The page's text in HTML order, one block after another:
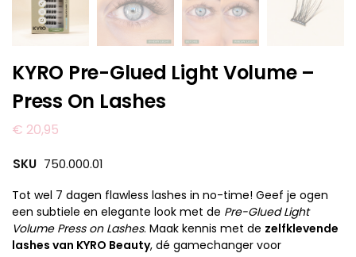
KYRO Pre-Glued Light Volume –
Press On Lashes
€ 20,95
SKU 750.000.01
Tot wel 7 dagen flawless lashes in no-time! Geef je ogen
een subtiele en elegante look met de Pre-Glued Light
Volume Press on Lashes. Maak kennis met de zelfklevende
lashes van KYRO Beauty, dé gamechanger voor